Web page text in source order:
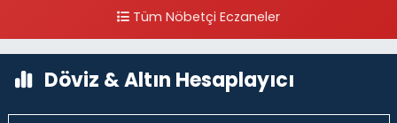
Tüm Nöbetçi Eczaneler
Döviz & Altın Hesaplayıcı